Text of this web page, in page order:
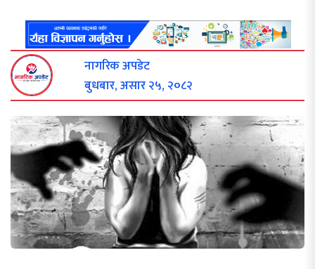
नागरिक अपडेट
बुधबार, असार २५, २०८२